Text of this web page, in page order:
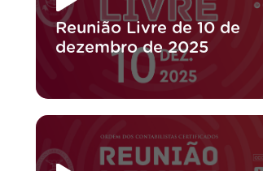
Reunião Livre de 10 de
dezembro de 2025